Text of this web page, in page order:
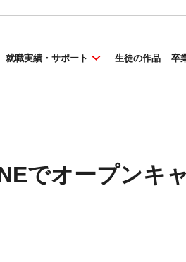
就職実績・サポート 生徒の作品 卒
でオープンキ